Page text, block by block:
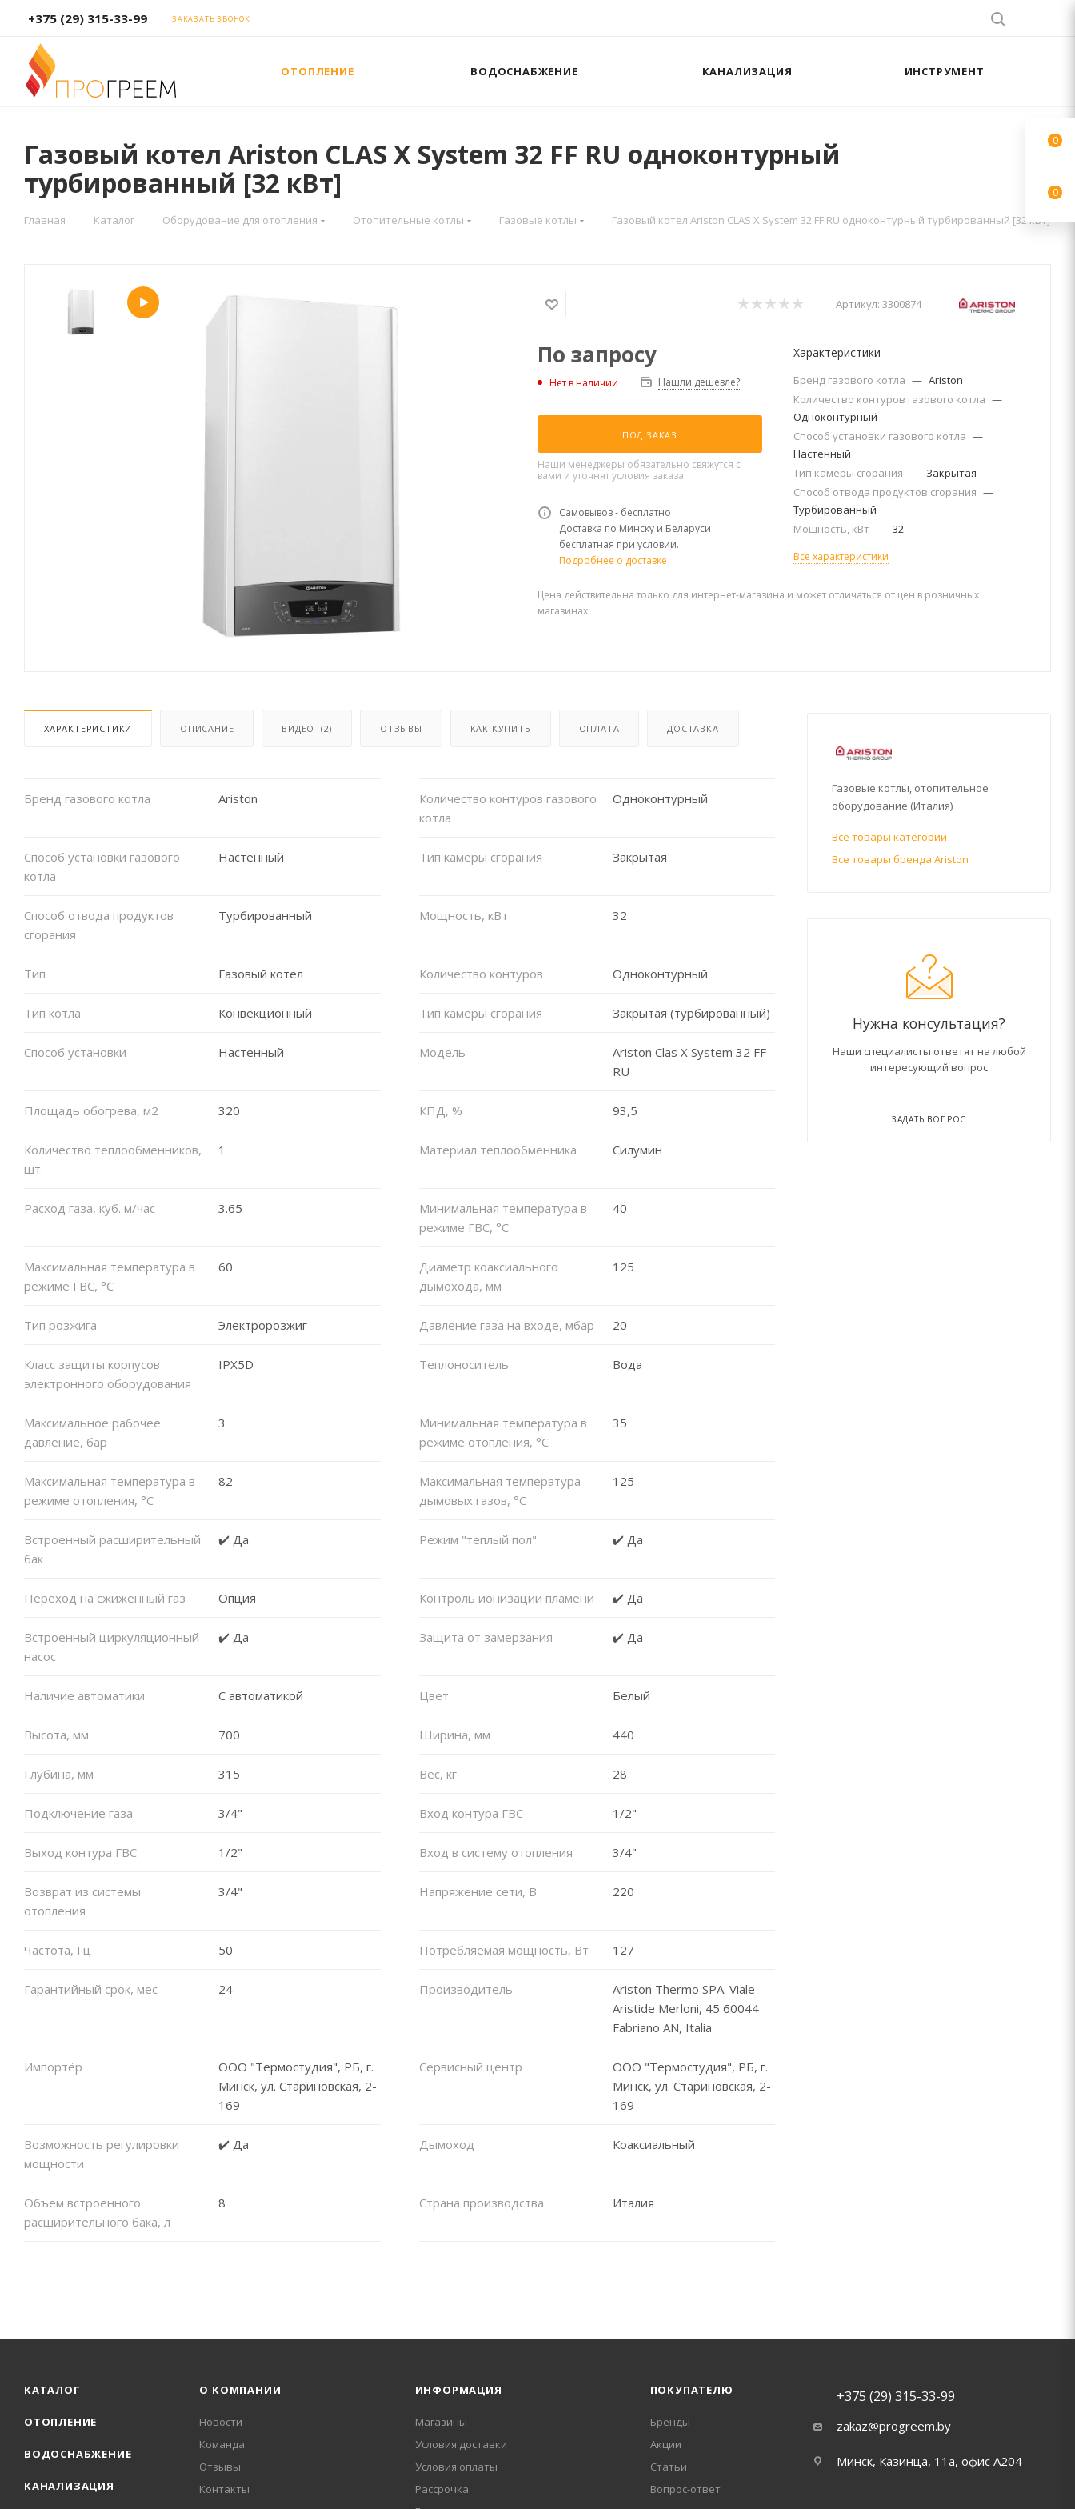
+375 (29) 315-33-99 ЗАКАЗАТЬ ЗВОНОК
ОТОПЛЕНИЕ ВОДОСНАБЖЕНИЕ КАНАЛИЗАЦИЯ ИНСТРУМЕНТ
Газовый котел Ariston CLAS X System 32 FF RU одноконтурный
турбированный [32 кВт]
Главная — Каталог — Оборудование для отопления — Отопительные котлы — Газовые котлы — Газовый котел Ariston CLAS X System 32 FF RU одноконтурный турбированный [32 кВт]
Артикул: 3300874
По запросу
Нет в наличии Нашли дешевле?
ПОД ЗАКАЗ
Наши менеджеры обязательно свяжутся с
вами и уточнят условия заказа
Самовывоз - бесплатно
Доставка по Минску и Беларуси
бесплатная при условии.
Подробнее о доставке
Характеристики
Бренд газового котла — Ariston
Количество контуров газового котла —
Одноконтурный
Способ установки газового котла —
Настенный
Тип камеры сгорания — Закрытая
Способ отвода продуктов сгорания —
Турбированный
Мощность, кВт — 32
Все характеристики
Цена действительна только для интернет-магазина и может отличаться от цен в розничных
магазинах
ХАРАКТЕРИСТИКИ ОПИСАНИЕ ВИДЕО (2) ОТЗЫВЫ КАК КУПИТЬ ОПЛАТА ДОСТАВКА
Бренд газового котла Ariston
Количество контуров газового
котла
Одноконтурный
Способ установки газового
котла
Настенный Тип камеры сгорания Закрытая
Способ отвода продуктов
сгорания
Турбированный Мощность, кВт 32
Тип Газовый котел Количество контуров Одноконтурный
Тип котла Конвекционный Тип камеры сгорания Закрытая (турбированный)
Способ установки Настенный Модель
Ariston Clas X System 32 FF
RU
Площадь обогрева, м2 320 КПД, % 93,5
Количество теплообменников,
шт.
1 Материал теплообменника Силумин
Расход газа, куб. м/час 3.65
Минимальная температура в
режиме ГВС, °C
40
Максимальная температура в
режиме ГВС, °C
60
Диаметр коаксиального
дымохода, мм
125
Тип розжига Электророзжиг Давление газа на входе, мбар 20
Класс защиты корпусов
электронного оборудования
IPX5D Теплоноситель Вода
Максимальное рабочее
давление, бар
3
Минимальная температура в
режиме отопления, °C
35
Максимальная температура в
режиме отопления, °C
82
Максимальная температура
дымовых газов, °C
125
Встроенный расширительный
бак
✔️ Да Режим "теплый пол" ✔️ Да
Переход на сжиженный газ Опция Контроль ионизации пламени ✔️ Да
Встроенный циркуляционный
насос
✔️ Да Защита от замерзания ✔️ Да
Наличие автоматики С автоматикой Цвет Белый
Высота, мм 700 Ширина, мм 440
Глубина, мм 315 Вес, кг 28
Подключение газа 3/4" Вход контура ГВС 1/2"
Выход контура ГВС 1/2" Вход в систему отопления 3/4"
Возврат из системы
отопления
3/4" Напряжение сети, В 220
Частота, Гц 50 Потребляемая мощность, Вт 127
Гарантийный срок, мес 24 Производитель
Ariston Thermo SPA. Viale
Aristide Merloni, 45 60044
Fabriano AN, Italia
Импортёр
ООО "Термостудия", РБ, г.
Минск, ул. Стариновская, 2-
169
Сервисный центр
ООО "Термостудия", РБ, г.
Минск, ул. Стариновская, 2-
169
Возможность регулировки
мощности
✔️ Да Дымоход Коаксиальный
Объем встроенного
расширительного бака, л
8 Страна производства Италия
Газовые котлы, отопительное
оборудование (Италия)
Все товары категории
Все товары бренда Ariston
Нужна консультация?
Наши специалисты ответят на любой
интересующий вопрос
ЗАДАТЬ ВОПРОС
КАТАЛОГ
ОТОПЛЕНИЕ
ВОДОСНАБЖЕНИЕ
КАНАЛИЗАЦИЯ
О КОМПАНИИ
Новости
Команда
Отзывы
Контакты
ИНФОРМАЦИЯ
Магазины
Условия доставки
Условия оплаты
Рассрочка
ПОКУПАТЕЛЮ
Бренды
Акции
Статьи
Вопрос-ответ
+375 (29) 315-33-99
zakaz@progreem.by
Минск, Казинца, 11а, офис А204
0
0